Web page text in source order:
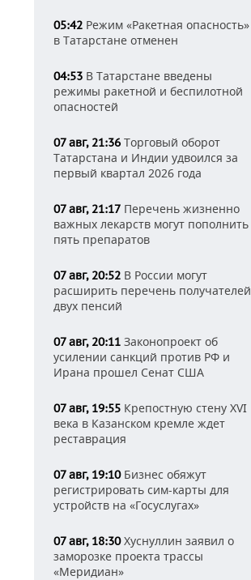
05:42 Режим «Ракетная опасность»
в Татарстане отменен
04:53 В Татарстане введены
режимы ракетной и беспилотной
опасностей
07 авг, 21:36 Торговый оборот
Татарстана и Индии удвоился за
первый квартал 2026 года
07 авг, 21:17 Перечень жизненно
важных лекарств могут пополнить
пять препаратов
07 авг, 20:52 В России могут
расширить перечень получателей
двух пенсий
07 авг, 20:11 Законопроект об
усилении санкций против РФ и
Ирана прошел Сенат США
07 авг, 19:55 Крепостную стену XVI
века в Казанском кремле ждет
реставрация
07 авг, 19:10Бизнес обяжут
регистрировать сим-карты для
устройств на «Госуслугах»
07 авг, 18:30Хуснуллин заявил о
заморозке проекта трассы
«Меридиан»